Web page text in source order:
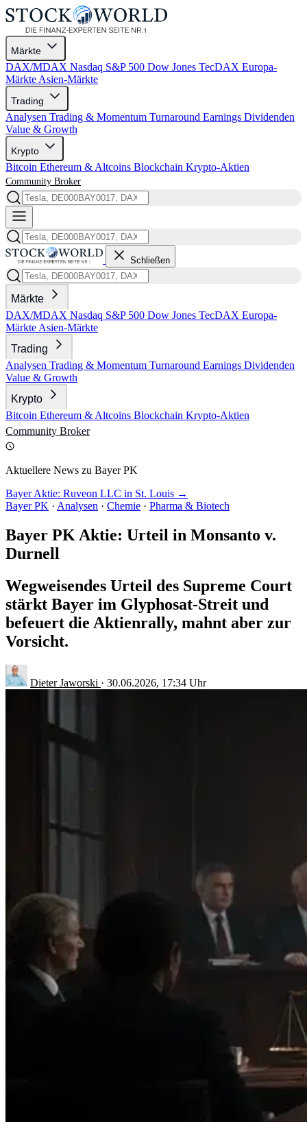
Märkte
DAX/MDAX Nasdaq S&P 500 Dow Jones TecDAX Europa-
Märkte Asien-Märkte
Trading
Analysen Trading & Momentum Turnaround Earnings Dividenden
Value & Growth
Krypto
Bitcoin Ethereum & Altcoins Blockchain Krypto-Aktien
Community Broker
Schließen
Märkte
DAX/MDAX Nasdaq S&P 500 Dow Jones TecDAX Europa-
Märkte Asien-Märkte
Trading
Analysen Trading & Momentum Turnaround Earnings Dividenden
Value & Growth
Krypto
Bitcoin Ethereum & Altcoins Blockchain Krypto-Aktien
Community Broker
Aktuellere News zu Bayer PK
Bayer Aktie: Ruveon LLC in St. Louis →
Bayer PK · Analysen · Chemie · Pharma & Biotech
Bayer PK Aktie: Urteil in Monsanto v.
Durnell
Wegweisendes Urteil des Supreme Court
stärkt Bayer im Glyphosat-Streit und
befeuert die Aktienrally, mahnt aber zur
Vorsicht.
Dieter Jaworski · 30.06.2026, 17:34 Uhr